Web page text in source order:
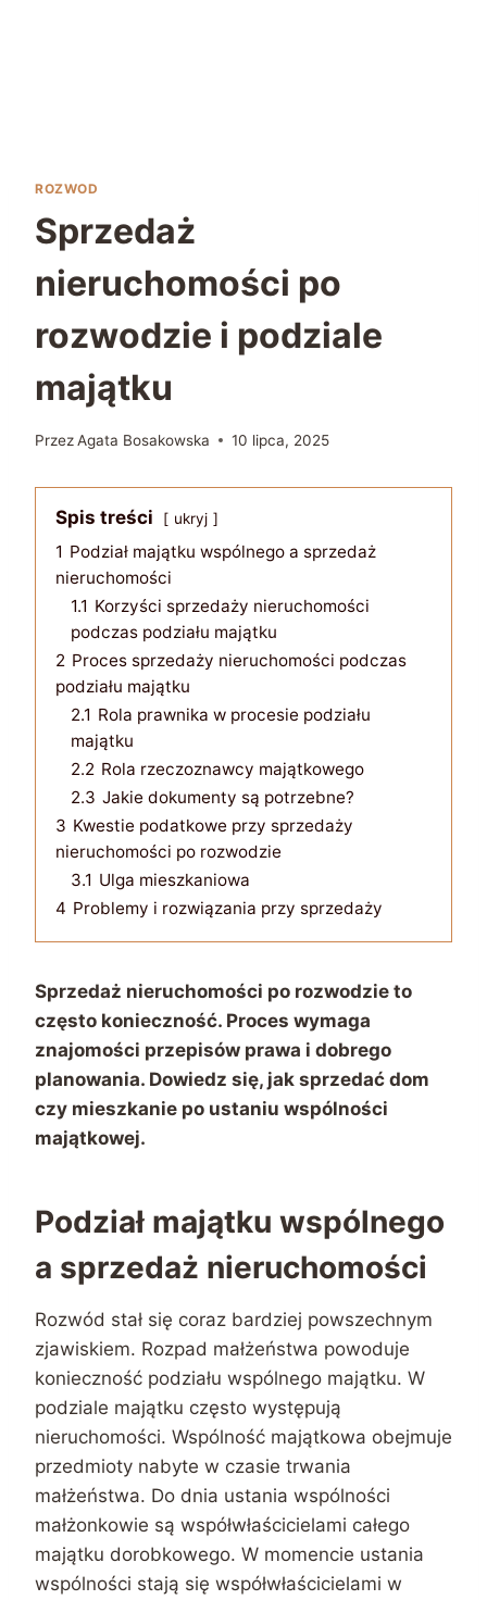
ROZWOD
Sprzedaż
nieruchomości po
rozwodzie i podziale
majątku
PrzezAgata Bosakowska 10 lipca, 2025
Spis treści ukryj
1 Podział majątku wspólnego a sprzedaż
nieruchomości
1.1 Korzyści sprzedaży nieruchomości
podczas podziału majątku
2 Proces sprzedaży nieruchomości podczas
podziału majątku
2.1 Rola prawnika w procesie podziału
majątku
2.2 Rola rzeczoznawcy majątkowego
2.3 Jakie dokumenty są potrzebne?
3 Kwestie podatkowe przy sprzedaży
nieruchomości po rozwodzie
3.1 Ulga mieszkaniowa
4 Problemy i rozwiązania przy sprzedaży
Sprzedaż nieruchomości po rozwodzie to
często konieczność. Proces wymaga
znajomości przepisów prawa i dobrego
planowania. Dowiedz się, jak sprzedać dom
czy mieszkanie po ustaniu wspólności
majątkowej.
Podział majątku wspólnego
a sprzedaż nieruchomości
Rozwód stał się coraz bardziej powszechnym
zjawiskiem. Rozpad małżeństwa powoduje
konieczność podziału wspólnego majątku. W
podziale majątku często występują
nieruchomości. Wspólność majątkowa obejmuje
przedmioty nabyte w czasie trwania
małżeństwa. Do dnia ustania wspólności
małżonkowie są współwłaścicielami całego
majątku dorobkowego. W momencie ustania
wspólności stają się współwłaścicielami w